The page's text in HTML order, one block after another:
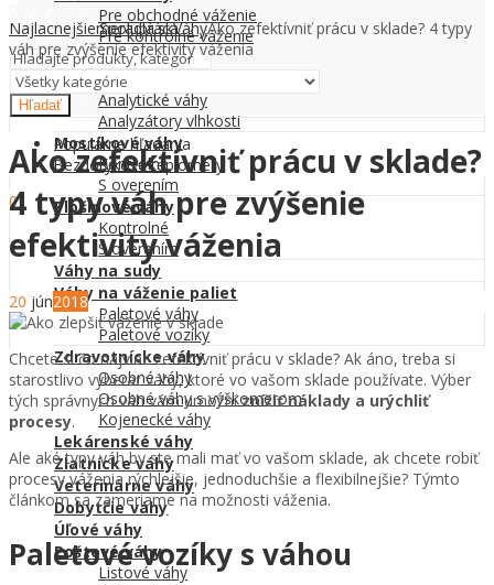
Spolupráca
Kontakt
Pre obchodné váženie
Pre kontrolné váženie
Laboratórne váhy
Predvažovacie váhy
Analytické váhy
Analyzátory vlhkosti
Mostíkové váhy
Kontrolné
S overením
Plošinové váhy
Kontrolné
S overením
Váhy na sudy
Váhy na váženie paliet
Paletové váhy
Paletové vozíky
Zdravotnícke váhy
Osobné váhy
Osobné váhy s výškomerom
Kojenecké váhy
Lekárenské váhy
Zlatnícke váhy
Veterinárne váhy
Dobytčie váhy
Úľové váhy
Poštové váhy
Listové váhy
Menu
Hľadať
Populárne hľadania
Bezdotykové teplomery
0
€
Najlacnejšiemeradlá.skVáhyAko zefektívniť prácu v sklade? 4 typy
váh pre zvýšenie efektivity váženia
Ako zefektívniť prácu v sklade?
4 typy váh pre zvýšenie
efektivity váženia
20 jún2018
Chcete si čo najviac zefektívniť prácu v sklade? Ak áno, treba si
starostlivo vyberať váhy, ktoré vo vašom sklade používate. Výber
tých správnych váh vám umožníznížiť náklady a urýchliť
procesy.
Ale aké typy váh by ste mali mať vo vašom sklade, ak chcete robiť
procesy váženia rýchlejšie, jednoduchšie a flexibilnejšie? Týmto
článkom sa zameriame na možnosti váženia.
Paletové vozíky s váhou